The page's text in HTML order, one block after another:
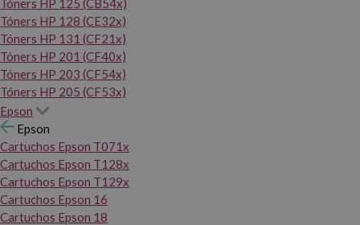
Tóners HP 125 (CB54x)
Tóners HP 128 (CE32x)
Tóners HP 131 (CF21x)
Tóners HP 201 (CF40x)
Tóners HP 203 (CF54x)
Tóners HP 205 (CF53x)
Epson
Epson
Cartuchos Epson T071x
Cartuchos Epson T128x
Cartuchos Epson T129x
Cartuchos Epson 16
Cartuchos Epson 18